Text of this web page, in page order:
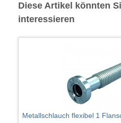
Diese Artikel könnten
interessieren
Metallschlauch flexibel 1